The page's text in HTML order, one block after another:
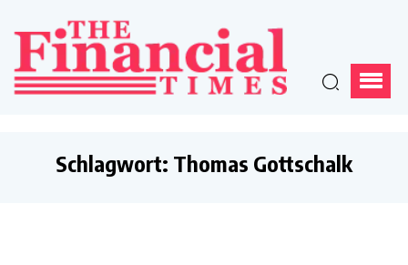
Schlagwort: Thomas Gottschalk